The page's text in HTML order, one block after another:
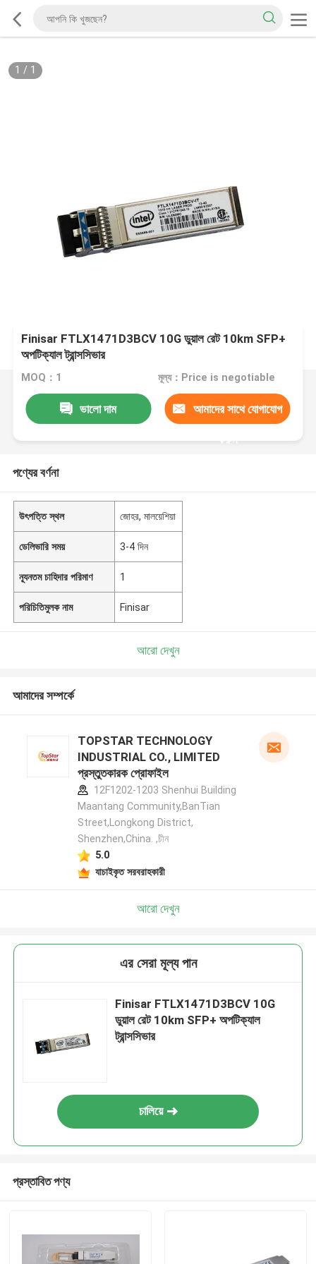
1 / 1
Finisar FTLX1471D3BCV 10G ডুয়াল রেট 10km SFP+
অপটিক্যাল ট্রান্সসিভার
MOQ：1 মূল্য：Price is negotiable
ভালো দাম আমাদের সাথে যোগাযোগ
করুন
পণ্যের বর্ণনা
উৎপত্তি স্থল জোহর, মালয়েশিয়া
ডেলিভারি সময় 3-4 দিন
ন্যূনতম চাহিদার পরিমাণ 1
পরিচিতিমুলক নাম Finisar
আরো দেখুন
আমাদের সম্পর্কে
TOPSTAR TECHNOLOGY
INDUSTRIAL CO., LIMITED
প্রস্তুতকারক প্রোফাইল
12F1202-1203 Shenhui Building
Maantang Community,BanTian
Street,Longkong District,
Shenzhen,China. ,চীন
5.0
যাচাইকৃত সরবরাহকারী
আরো দেখুন
এর সেরা মূল্য পান
Finisar FTLX1471D3BCV 10G
ডুয়াল রেট 10km SFP+ অপটিক্যাল
ট্রান্সসিভার
চালিয়ে
প্রস্তাবিত পণ্য